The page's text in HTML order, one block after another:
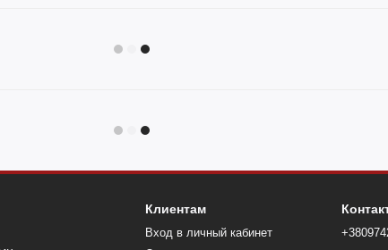
Клиентам
Вход в личный кабинет